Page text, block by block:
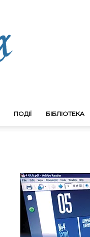
ПОДІЇ БІБЛІОТЕКА